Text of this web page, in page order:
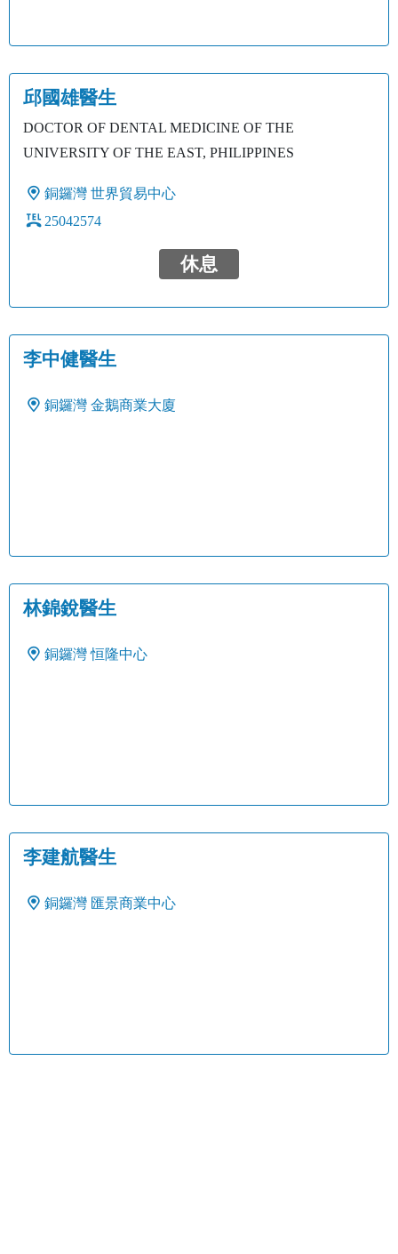
邱國雄醫生
DOCTOR OF DENTAL MEDICINE OF THE
UNIVERSITY OF THE EAST, PHILIPPINES
銅鑼灣 世界貿易中心
25042574
休息
李中健醫生
銅鑼灣 金鵝商業大廈
林錦銳醫生
銅鑼灣 恒隆中心
李建航醫生
銅鑼灣 匯景商業中心